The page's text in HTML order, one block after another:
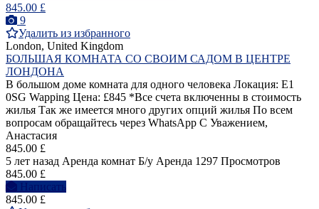
845.00 £
9
Удалить из избранного
London, United Kingdom
БОЛЬШАЯ КОМНАТА СО СВОИМ САДОМ В ЦЕНТРЕ
ЛОНДОНА
В большом доме комната для одного человека Локация: E1
0SG Wapping Цена: £845 *Все счета включенны в стоимость
жилья Так же имеется много других опций жилья По всем
вопросам обращайтесь через WhatsApp С Уважением,
Анастасия
845.00 £
5 лет назад Аренда комнат Б/у Аренда 1297 Просмотров
845.00 £
Написать
845.00 £